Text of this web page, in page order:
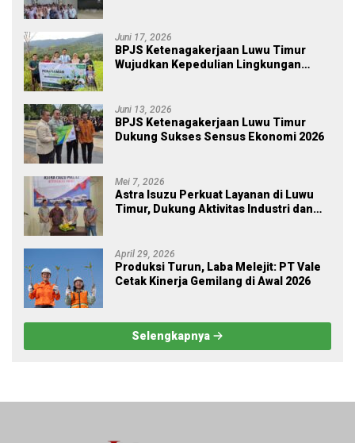
Juni 17, 2026
BPJS Ketenagakerjaan Luwu Timur
Wujudkan Kepedulian Lingkungan
Juni 13, 2026
BPJS Ketenagakerjaan Luwu Timur
Dukung Sukses Sensus Ekonomi 2026
Mei 7, 2026
Astra Isuzu Perkuat Layanan di Luwu
Timur, Dukung Aktivitas Industri dan
April 29, 2026
Produksi Turun, Laba Melejit: PT Vale
Cetak Kinerja Gemilang di Awal 2026
Selengkapnya